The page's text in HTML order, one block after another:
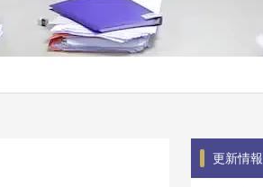
更新情報